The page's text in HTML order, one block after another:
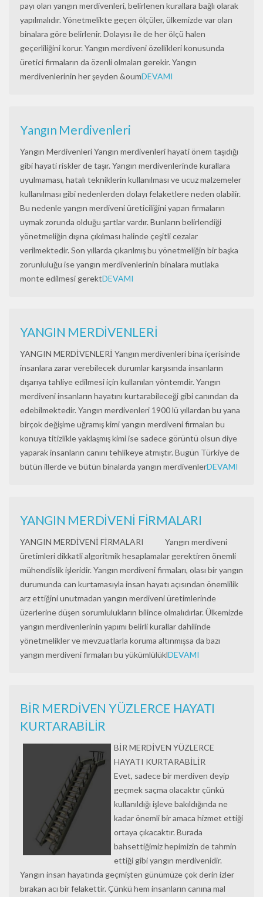
payı olan yangın merdivenleri, belirlenen kurallara bağlı olarak
yapılmalıdır. Yönetmelikte geçen ölçüler, ülkemizde var olan
binalara göre belirlenir. Dolayısı ile de her ölçü halen
geçerliliğini korur. Yangın merdiveni özellikleri konusunda
üretici firmaların da özenli olmaları gerekir. Yangın
merdivenlerinin her şeyden &oumDEVAMI
Yangın Merdivenleri
Yangın Merdivenleri Yangın merdivenleri hayati önem taşıdığı
gibi hayati riskler de taşır. Yangın merdivenlerinde kurallara
uyulmaması, hatalı tekniklerin kullanılması ve ucuz malzemeler
kullanılması gibi nedenlerden dolayı felaketlere neden olabilir.
Bu nedenle yangın merdiveni üreticiliğini yapan firmaların
uymak zorunda olduğu şartlar vardır. Bunların belirlendiği
yönetmeliğin dışına çıkılması halinde çeşitli cezalar
verilmektedir. Son yıllarda çıkarılmış bu yönetmeliğin bir başka
zorunluluğu ise yangın merdivenlerinin binalara mutlaka
monte edilmesi gerektDEVAMI
YANGIN MERDİVENLERİ
YANGIN MERDİVENLERİ Yangın merdivenleri bina içerisinde
insanlara zarar verebilecek durumlar karşısında insanların
dışarıya tahliye edilmesi için kullanılan yöntemdir. Yangın
merdiveni insanların hayatını kurtarabileceği gibi canından da
edebilmektedir. Yangın merdivenleri 1900 lü yıllardan bu yana
birçok değişime uğramış kimi yangın merdiveni firmaları bu
konuya titizlikle yaklaşmış kimi ise sadece görüntü olsun diye
yaparak insanların canını tehlikeye atmıştır. Bugün Türkiye de
bütün illerde ve bütün binalarda yangın merdivenlerDEVAMI
YANGIN MERDİVENİ FİRMALARI
YANGIN MERDİVENİ FİRMALARI Yangın merdiveni
üretimleri dikkatli algoritmik hesaplamalar gerektiren önemli
mühendislik işleridir. Yangın merdiveni firmaları, olası bir yangın
durumunda can kurtamasıyla insan hayatı açısından önemlilik
arz ettiğini unutmadan yangın merdiveni üretimlerinde
üzerlerine düşen sorumlulukların bilince olmalıdırlar. Ülkemizde
yangın merdivenlerinin yapımı belirli kurallar dahilinde
yönetmelikler ve mevzuatlarla koruma altınmışsa da bazı
yangın merdiveni firmaları bu yükümlülüklDEVAMI
BİR MERDİVEN YÜZLERCE HAYATI
KURTARABİLİR
BİR MERDİVEN YÜZLERCE
HAYATI KURTARABİLİR
Evet, sadece bir merdiven deyip
geçmek saçma olacaktır çünkü
kullanıldığı işleve bakıldığında ne
kadar önemli bir amaca hizmet ettiği
ortaya çıkacaktır. Burada
bahsettiğimiz hepimizin de tahmin
ettiği gibi yangın merdivenidir.
Yangın insan hayatında geçmişten günümüze çok derin izler
bırakan acı bir felakettir. Çünkü hem insanların canına mal